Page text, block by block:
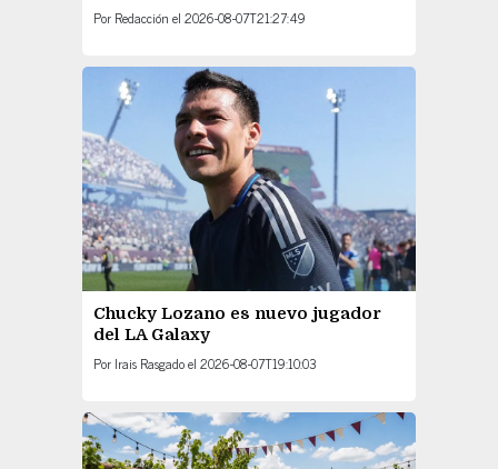
Por Redacción el 2026-08-07T21:27:49
Chucky Lozano es nuevo jugador
del LA Galaxy
Por Irais Rasgadoel 2026-08-07T19:10:03